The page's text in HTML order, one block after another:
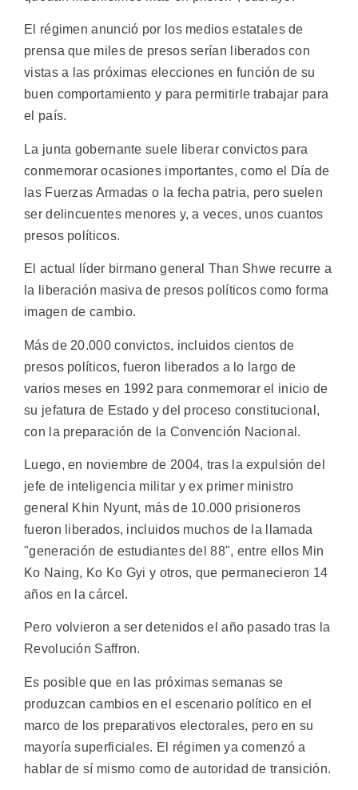
El régimen anunció por los medios estatales de
prensa que miles de presos serían liberados con
vistas a las próximas elecciones en función de su
buen comportamiento y para permitirle trabajar para
el país.
La junta gobernante suele liberar convictos para
conmemorar ocasiones importantes, como el Día de
las Fuerzas Armadas o la fecha patria, pero suelen
ser delincuentes menores y, a veces, unos cuantos
presos políticos.
El actual líder birmano general Than Shwe recurre a
la liberación masiva de presos políticos como forma
imagen de cambio.
Más de 20.000 convictos, incluidos cientos de
presos políticos, fueron liberados a lo largo de
varios meses en 1992 para conmemorar el inicio de
su jefatura de Estado y del proceso constitucional,
con la preparación de la Convención Nacional.
Luego, en noviembre de 2004, tras la expulsión del
jefe de inteligencia militar y ex primer ministro
general Khin Nyunt, más de 10.000 prisioneros
fueron liberados, incluidos muchos de la llamada
"generación de estudiantes del 88", entre ellos Min
Ko Naing, Ko Ko Gyi y otros, que permanecieron 14
años en la cárcel.
Pero volvieron a ser detenidos el año pasado tras la
Revolución Saffron.
Es posible que en las próximas semanas se
produzcan cambios en el escenario político en el
marco de los preparativos electorales, pero en su
mayoría superficiales. El régimen ya comenzó a
hablar de sí mismo como de autoridad de transición.